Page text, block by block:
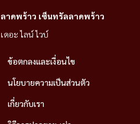
ลาดพร้าว เซ็นทรัลลาดพร้าว
เดอะ ไลน์ ไวบ์
ข้อตกลงและเงื่อนไข
นโยบายความเป็นส่วนตัว
เกี่ยวกับเรา